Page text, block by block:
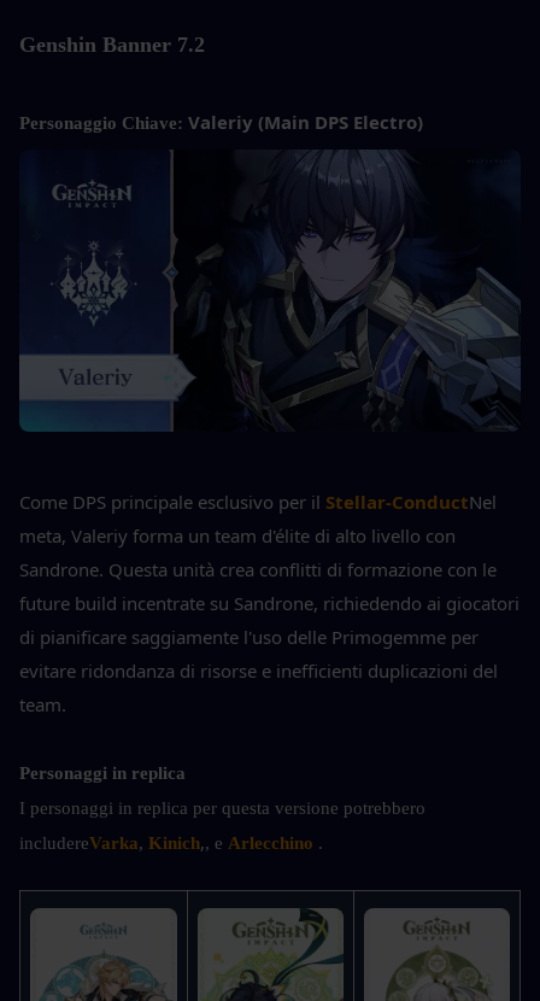
Genshin Banner 7.2
Personaggio Chiave: Valeriy (Main DPS Electro)
Come DPS principale esclusivo per il Stellar-ConductNel
meta, Valeriy forma un team d'élite di alto livello con
Sandrone. Questa unità crea conflitti di formazione con le
future build incentrate su Sandrone, richiedendo ai giocatori
di pianificare saggiamente l'uso delle Primogemme per
evitare ridondanza di risorse e inefficienti duplicazioni del
team.
Personaggi in replica
I personaggi in replica per questa versione potrebbero
includereVarka, Kinich,, e Arlecchino .